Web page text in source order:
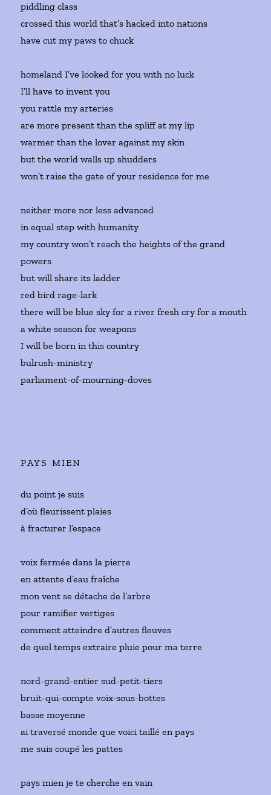
piddling class
crossed this world that’s hacked into nations
have cut my paws to chuck
homeland I’ve looked for you with no luck
I’ll have to invent you
you rattle my arteries
are more present than the spliff at my lip
warmer than the lover against my skin
but the world walls up shudders
won’t raise the gate of your residence for me
neither more nor less advanced
in equal step with humanity
my country won’t reach the heights of the grand
powers
but will share its ladder
red bird rage-lark
there will be blue sky for a river fresh cry for a mouth
a white season for weapons
I will be born in this country
bulrush-ministry
parliament-of-mourning-doves
PAYS MIEN
du point je suis
d’où fleurissent plaies
à fracturer l’espace
voix fermée dans la pierre
en attente d’eau fraîche
mon vent se détache de l’arbre
pour ramifier vertiges
comment atteindre d’autres fleuves
de quel temps extraire pluie pour ma terre
nord-grand-entier sud-petit-tiers
bruit-qui-compte voix-sous-bottes
basse moyenne
ai traversé monde que voici taillé en pays
me suis coupé les pattes
pays mien je te cherche en vain